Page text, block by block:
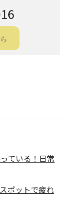
ている！日常
ポットで疲れ